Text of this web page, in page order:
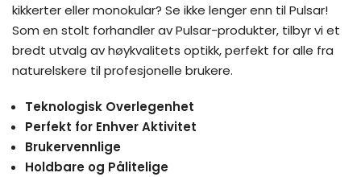
kikkerter eller monokular? Se ikke lenger enn til Pulsar!
Som en stolt forhandler av Pulsar-produkter, tilbyr vi et
bredt utvalg av høykvalitets optikk, perfekt for alle fra
naturelskere til profesjonelle brukere.
Teknologisk Overlegenhet
Perfekt for Enhver Aktivitet
Brukervennlige
Holdbare og Pålitelige